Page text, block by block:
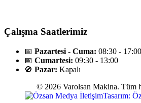
Çalışma Saatlerimiz
📅 Pazartesi - Cuma: 08:30 - 17:00
📅 Cumartesi: 09:30 - 13:00
🚫 Pazar: Kapalı
© 2026 Varolsan Makina. Tüm
Tasarım: